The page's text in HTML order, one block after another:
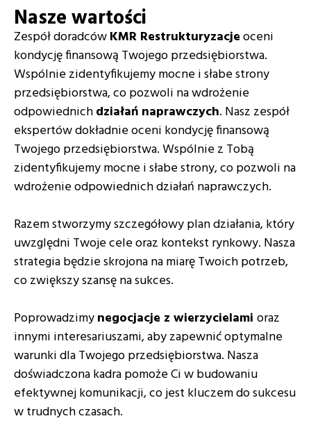
Nasze wartości
Zespół doradcówKMR Restrukturyzacjeoceni
kondycję finansową Twojego przedsiębiorstwa.
Wspólnie zidentyfikujemy mocne i słabe strony
przedsiębiorstwa, co pozwoli na wdrożenie
odpowiednichdziałań naprawczych. Nasz zespół
ekspertów dokładnie oceni kondycję finansową
Twojego przedsiębiorstwa. Wspólnie z Tobą
zidentyfikujemy mocne i słabe strony, co pozwoli na
wdrożenie odpowiednich działań naprawczych.
Razem stworzymy szczegółowy plan działania, który
uwzględni Twoje cele oraz kontekst rynkowy. Nasza
strategia będzie skrojona na miarę Twoich potrzeb,
co zwiększy szansę na sukces.
Poprowadzimynegocjacje z wierzycielami oraz
innymi interesariuszami, aby zapewnić optymalne
warunki dla Twojego przedsiębiorstwa. Nasza
doświadczona kadra pomoże Ci w budowaniu
efektywnej komunikacji, co jest kluczem do sukcesu
w trudnych czasach.